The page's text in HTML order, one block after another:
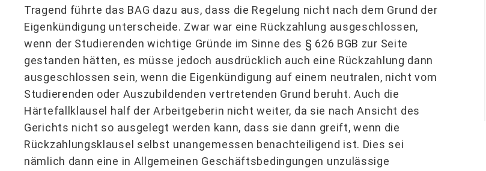
Tragend führte das BAG dazu aus, dass die Regelung nicht nach dem Grund der
Eigenkündigung unterscheide. Zwar war eine Rückzahlung ausgeschlossen,
wenn der Studierenden wichtige Gründe im Sinne des § 626 BGB zur Seite
gestanden hätten, es müsse jedoch ausdrücklich auch eine Rückzahlung dann
ausgeschlossen sein, wenn die Eigenkündigung auf einem neutralen, nicht vom
Studierenden oder Auszubildenden vertretenden Grund beruht. Auch die
Härtefallklausel half der Arbeitgeberin nicht weiter, da sie nach Ansicht des
Gerichts nicht so ausgelegt werden kann, dass sie dann greift, wenn die
Rückzahlungsklausel selbst unangemessen benachteiligend ist. Dies sei
nämlich dann eine in Allgemeinen Geschäftsbedingungen unzulässige